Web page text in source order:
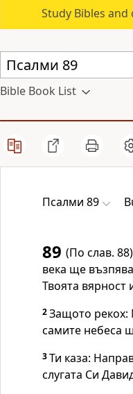
Study Bibles
Bible Book List
Псалми 89
89 (По слав.
века ще
Твоята вярност
2Защото рекох:
самите небеса
3Ти каза:
слугата Си